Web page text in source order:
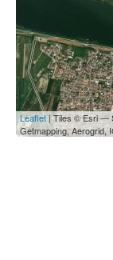
Leaflet| Tiles © Esri —
Getmapping, Aerogrid,